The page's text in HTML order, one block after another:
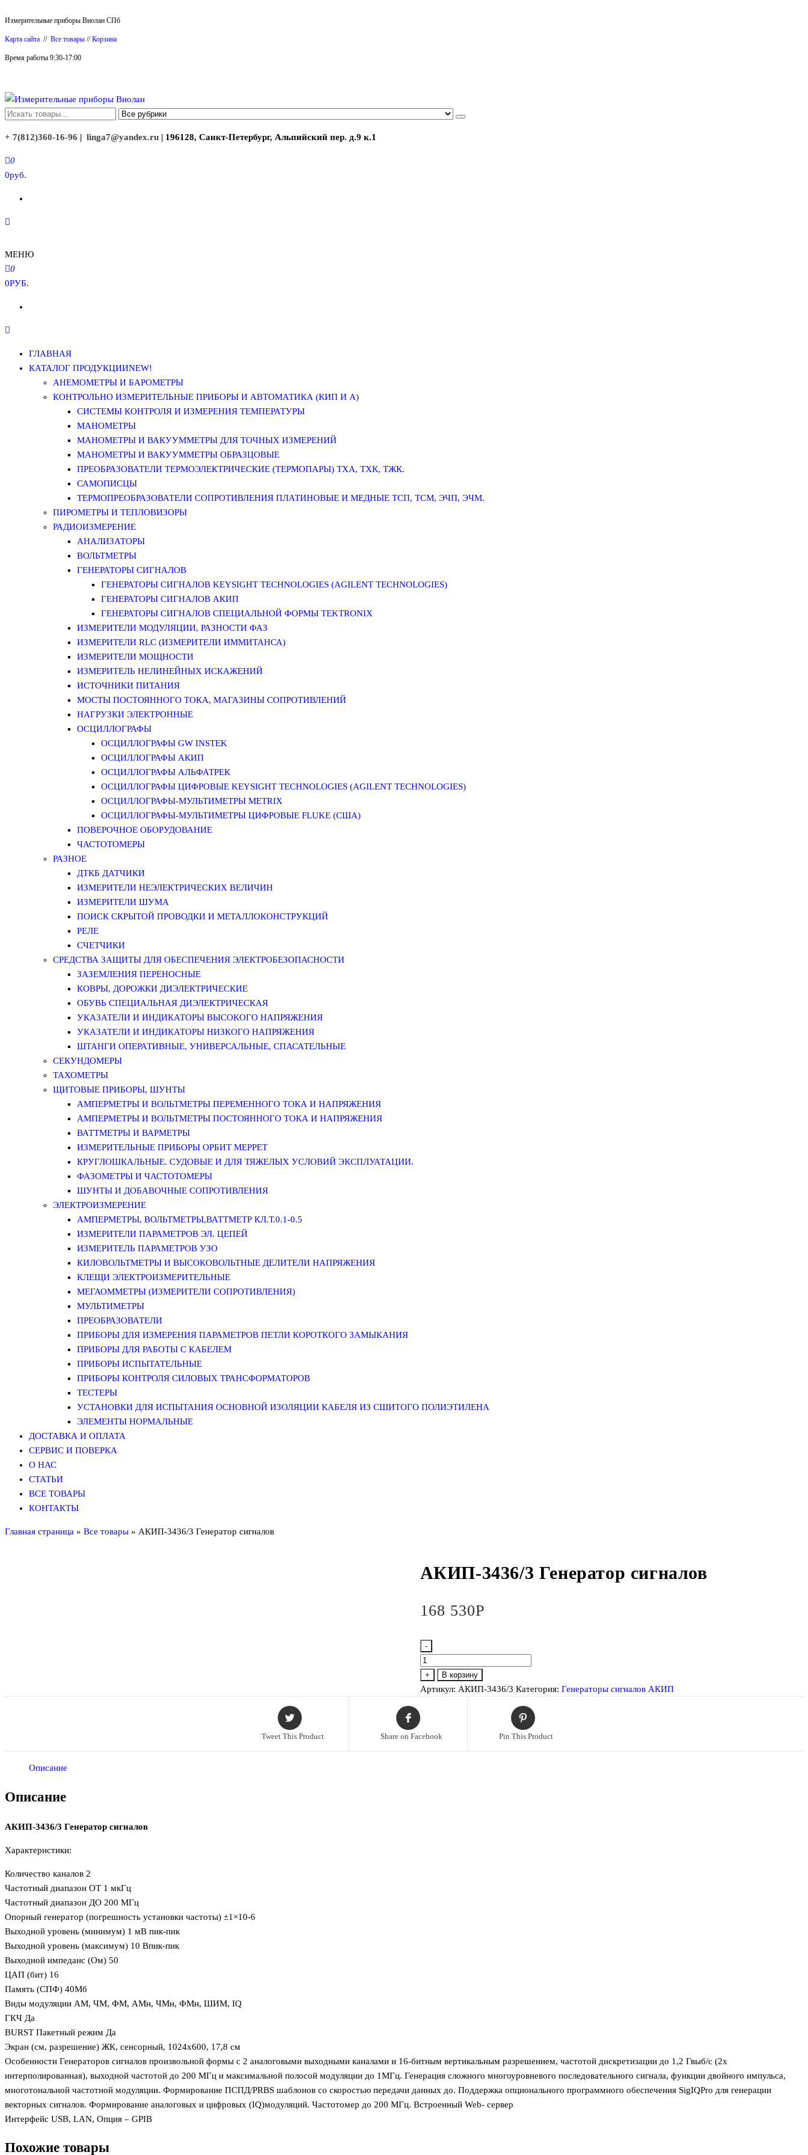
к
содержимому
Измерительные приборы Виолан СПб
Карта сайта // Все товары //Корзина
Время работы 9:30-17:00
Измерительные приборы Виолан
+ 7(812)360-16-96 | linga7@yandex.ru | 196128, Санкт-Петербург, Альпийский пер. д.9 к.1
0
0руб.
МЕНЮ
0
0РУБ.
ГЛАВНАЯ
КАТАЛОГ ПРОДУКЦИИNEW!
АНЕМОМЕТРЫ И БАРОМЕТРЫ
КОНТРОЛЬНО ИЗМЕРИТЕЛЬНЫЕ ПРИБОРЫ И АВТОМАТИКА (КИП И А)
СИСТЕМЫ КОНТРОЛЯ И ИЗМЕРЕНИЯ ТЕМПЕРАТУРЫ
МАНОМЕТРЫ
МАНОМЕТРЫ И ВАКУУММЕТРЫ ДЛЯ ТОЧНЫХ ИЗМЕРЕНИЙ
МАНОМЕТРЫ И ВАКУУММЕТРЫ ОБРАЗЦОВЫЕ
ПРЕОБРАЗОВАТЕЛИ ТЕРМОЭЛЕКТРИЧЕСКИЕ (ТЕРМОПАРЫ) ТХА, ТХК, ТЖК.
САМОПИСЦЫ
ТЕРМОПРЕОБРАЗОВАТЕЛИ СОПРОТИВЛЕНИЯ ПЛАТИНОВЫЕ И МЕДНЫЕ ТСП, ТСМ, ЭЧП, ЭЧМ.
ПИРОМЕТРЫ И ТЕПЛОВИЗОРЫ
РАДИОИЗМЕРЕНИЕ
АНАЛИЗАТОРЫ
ВОЛЬТМЕТРЫ
ГЕНЕРАТОРЫ СИГНАЛОВ
ГЕНЕРАТОРЫ СИГНАЛОВ KEYSIGHT TECHNOLOGIES (AGILENT TECHNOLOGIES)
ГЕНЕРАТОРЫ СИГНАЛОВ АКИП
ГЕНЕРАТОРЫ СИГНАЛОВ СПЕЦИАЛЬНОЙ ФОРМЫ TEKTRONIX
ИЗМЕРИТЕЛИ МОДУЛЯЦИИ, РАЗНОСТИ ФАЗ
ИЗМЕРИТЕЛИ RLC (ИЗМЕРИТЕЛИ ИММИТАНСА)
ИЗМЕРИТЕЛИ МОЩНОСТИ
ИЗМЕРИТЕЛЬ НЕЛИНЕЙНЫХ ИСКАЖЕНИЙ
ИСТОЧНИКИ ПИТАНИЯ
МОСТЫ ПОСТОЯННОГО ТОКА, МАГАЗИНЫ СОПРОТИВЛЕНИЙ
НАГРУЗКИ ЭЛЕКТРОННЫЕ
ОСЦИЛЛОГРАФЫ
ОСЦИЛЛОГРАФЫ GW INSTEK
ОСЦИЛЛОГРАФЫ АКИП
ОСЦИЛЛОГРАФЫ АЛЬФАТРЕК
ОСЦИЛЛОГРАФЫ ЦИФРОВЫЕ KEYSIGHT TECHNOLOGIES (AGILENT TECHNOLOGIES)
ОСЦИЛЛОГРАФЫ-МУЛЬТИМЕТРЫ METRIX
ОСЦИЛЛОГРАФЫ-МУЛЬТИМЕТРЫ ЦИФРОВЫЕ FLUKE (США)
ПОВЕРОЧНОЕ ОБОРУДОВАНИЕ
ЧАСТОТОМЕРЫ
РАЗНОЕ
ДТКБ ДАТЧИКИ
ИЗМЕРИТЕЛИ НЕЭЛЕКТРИЧЕСКИХ ВЕЛИЧИН
ИЗМЕРИТЕЛИ ШУМА
ПОИСК СКРЫТОЙ ПРОВОДКИ И МЕТАЛЛОКОНСТРУКЦИЙ
РЕЛЕ
СЧЕТЧИКИ
СРЕДСТВА ЗАЩИТЫ ДЛЯ ОБЕСПЕЧЕНИЯ ЭЛЕКТРОБЕЗОПАСНОСТИ
ЗАЗЕМЛЕНИЯ ПЕРЕНОСНЫЕ
КОВРЫ, ДОРОЖКИ ДИЭЛЕКТРИЧЕСКИЕ
ОБУВЬ СПЕЦИАЛЬНАЯ ДИЭЛЕКТРИЧЕСКАЯ
УКАЗАТЕЛИ И ИНДИКАТОРЫ ВЫСОКОГО НАПРЯЖЕНИЯ
УКАЗАТЕЛИ И ИНДИКАТОРЫ НИЗКОГО НАПРЯЖЕНИЯ
ШТАНГИ ОПЕРАТИВНЫЕ, УНИВЕРСАЛЬНЫЕ, СПАСАТЕЛЬНЫЕ
СЕКУНДОМЕРЫ
ТАХОМЕТРЫ
ЩИТОВЫЕ ПРИБОРЫ, ШУНТЫ
АМПЕРМЕТРЫ И ВОЛЬТМЕТРЫ ПЕРЕМЕННОГО ТОКА И НАПРЯЖЕНИЯ
АМПЕРМЕТРЫ И ВОЛЬТМЕТРЫ ПОСТОЯННОГО ТОКА И НАПРЯЖЕНИЯ
ВАТТМЕТРЫ И ВАРМЕТРЫ
ИЗМЕРИТЕЛЬНЫЕ ПРИБОРЫ ОРБИТ МЕРРЕТ
КРУГЛОШКАЛЬНЫЕ. СУДОВЫЕ И ДЛЯ ТЯЖЕЛЫХ УСЛОВИЙ ЭКСПЛУАТАЦИИ.
ФАЗОМЕТРЫ И ЧАСТОТОМЕРЫ
ШУНТЫ И ДОБАВОЧНЫЕ СОПРОТИВЛЕНИЯ
ЭЛЕКТРОИЗМЕРЕНИЕ
АМПЕРМЕТРЫ, ВОЛЬТМЕТРЫ,ВАТТМЕТР КЛ.Т.0.1-0.5
ИЗМЕРИТЕЛИ ПАРАМЕТРОВ ЭЛ. ЦЕПЕЙ
ИЗМЕРИТЕЛЬ ПАРАМЕТРОВ УЗО
КИЛОВОЛЬТМЕТРЫ И ВЫСОКОВОЛЬТНЫЕ ДЕЛИТЕЛИ НАПРЯЖЕНИЯ
КЛЕЩИ ЭЛЕКТРОИЗМЕРИТЕЛЬНЫЕ
МЕГАОММЕТРЫ (ИЗМЕРИТЕЛИ СОПРОТИВЛЕНИЯ)
МУЛЬТИМЕТРЫ
ПРЕОБРАЗОВАТЕЛИ
ПРИБОРЫ ДЛЯ ИЗМЕРЕНИЯ ПАРАМЕТРОВ ПЕТЛИ КОРОТКОГО ЗАМЫКАНИЯ
ПРИБОРЫ ДЛЯ РАБОТЫ С КАБЕЛЕМ
ПРИБОРЫ ИСПЫТАТЕЛЬНЫЕ
ПРИБОРЫ КОНТРОЛЯ СИЛОВЫХ ТРАНСФОРМАТОРОВ
ТЕСТЕРЫ
УСТАНОВКИ ДЛЯ ИСПЫТАНИЯ ОСНОВНОЙ ИЗОЛЯЦИИ КАБЕЛЯ ИЗ СШИТОГО ПОЛИЭТИЛЕНА
ЭЛЕМЕНТЫ НОРМАЛЬНЫЕ
ДОСТАВКА И ОПЛАТА
СЕРВИС И ПОВЕРКА
О НАС
СТАТЬИ
ВСЕ ТОВАРЫ
КОНТАКТЫ
Главная страница » Все товары » АКИП-3436/3 Генератор сигналов
АКИП-3436/3 Генератор сигналов
168 530Р
-
Количество
товара
АКИП-3436/3
сигналов
+ В корзину
Артикул: АКИП-3436/3 Категория: Генераторы сигналов АКИП
Tweet This Product Share on Facebook Pin This Product
Описание
Описание
АКИП-3436/3 Генератор сигналов
Характеристики:
Количество каналов 2
Частотный диапазон ОТ 1 мкГц
Частотный диапазон ДО 200 МГц
Опорный генератор (погрешность установки частоты) ±1×10-6
Выходной уровень (минимум) 1 мВ пик-пик
Выходной уровень (максимум) 10 Впик-пик
Выходной импеданс (Ом) 50
ЦАП (бит) 16
Память (СПФ) 40Мб
Виды модуляции АМ, ЧМ, ФМ, АМн, ЧМн, ФМн, ШИМ, IQ
ГКЧ Да
BURST Пакетный режим Да
Экран (см, разрешение) ЖК, сенсорный, 1024х600, 17,8 см
Особенности Генераторов сигналов произвольной формы с 2 аналоговыми выходными каналами и 16-битным вертикальным разрешением, частотой дискретизации до 1,2 Гвыб/с (2х
интерполированная), выходной частотой до 200 МГц и максимальной полосой модуляции до 1МГц. Генерация сложного многоуровневого последовательного сигнала, функции двойного импульса,
многотональной частотной модуляции. Формирование ПСПД/PRBS шаблонов со скоростью передачи данных до. Поддержка опционального программного обеспечения SigIQPro для генерации
векторных сигналов. Формирование аналоговых и цифровых (IQ)модуляций. Частотомер до 200 МГц. Встроенный Web- сервер
Интерфейс USB, LAN, Опция – GPIB
Похожие товары